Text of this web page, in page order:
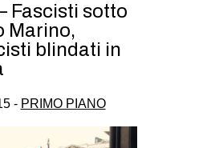
tw
bsky
Fascisti sotto
Marino,
blindati in
- PRIMO PIANO